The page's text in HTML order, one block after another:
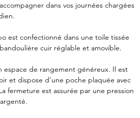
dans vos journées chargées
est confectionné dans une toile tissée
cuir réglable et amovible.
de rangement généreux. Il est
et dispose d'une poche plaquée avec
fermeture est assurée par une pression